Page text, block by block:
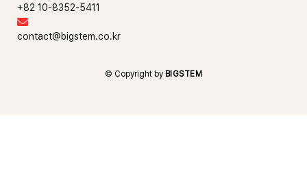
+82 10-8352-5411

contact@bigstem.co.kr
© Copyright by BIGSTEM